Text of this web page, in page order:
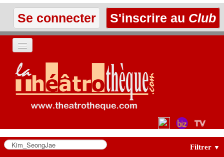
Se connecter S'inscrire au Club
ACCUEIL
LES TEXTES
LES ANNONCES Filtrer ▼